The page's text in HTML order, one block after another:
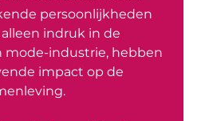
persoonlijkheden
indruk in de
industrie, hebben
impact op de